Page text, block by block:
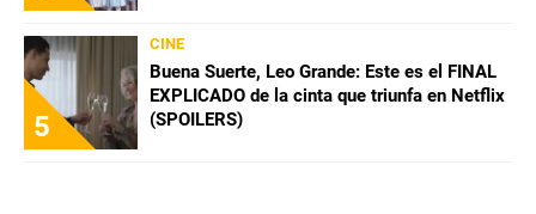
5
CINE
Buena Suerte, Leo Grande: Este es el FINAL
EXPLICADO de la cinta que triunfa en Netflix
(SPOILERS)